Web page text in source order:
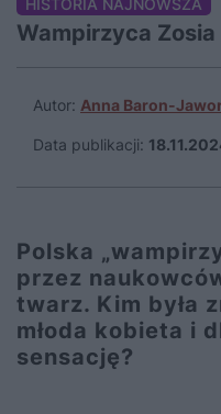
HISTORIA NAJNOWSZA
Wampirzyca Zosia
Autor: Anna Baron-
Data publikacji:
Polska
przez
twarz. Kim była
młoda kobieta i
sensację?